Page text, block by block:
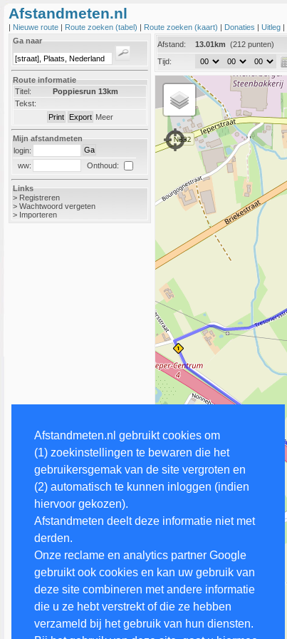
Afstandmeten.nl gebruikt cookies om
(1) zoekinstellingen te bewaren die het
gebruikersgemak van de site vergroten en
(2) automatisch te kunnen inloggen (indien
hiervoor gekozen).
Afstandmeten deelt deze informatie niet met
derden.
Onze reclame en analytics partner Google
gebruikt ook cookies en kan uw gebruik van
deze site combineren met andere informatie
die u ze hebt verstrekt of die ze hebben
verzameld bij het gebruik van hun diensten.
Afstandmeten.nl
| Nieuwe route | Route zoeken (tabel) | Route zoeken (kaart) | Donaties | Uitleg |
Ga naar
Route informatie
Titel:
Poppiesrun 13km
Tekst:
Meer
Mijn afstandmeten
login:
ww:
Onthoud:
Links
> Registreren
> Wachtwoord vergeten
> Importeren
Afstand: 13.01km
(212 punten)
Tijd: